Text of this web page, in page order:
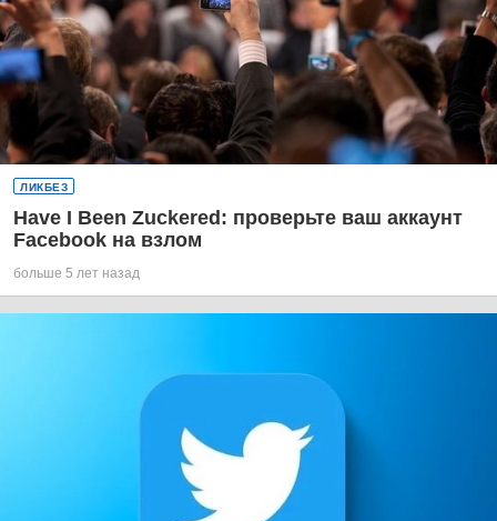
ЛИКБЕЗ
Have I Been Zuckered: проверьте ваш аккаунт
Facebook на взлом
больше 5 лет назад